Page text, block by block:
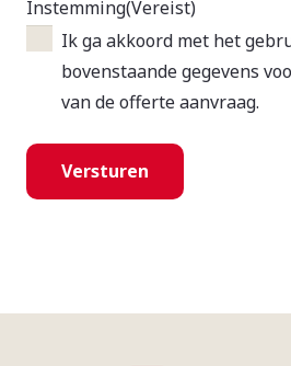
Instemming(Vereist)
Ik ga akkoord met het
bovenstaande gegevens
van de offerte aanvraag.